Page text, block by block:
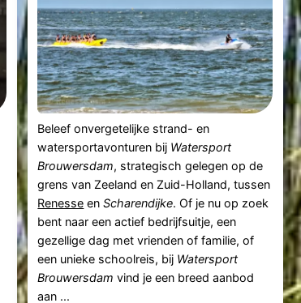
Beleef onvergetelijke strand- en
watersportavonturen bij Watersport
Brouwersdam, strategisch gelegen op de
grens van Zeeland en Zuid-Holland, tussen
Renesse enScharendijke. Of je nu op zoek
bent naar een actief bedrijfsuitje, een
gezellige dag met vrienden of familie, of
een unieke schoolreis, bij Watersport
Brouwersdam vind je een breed aanbod
aan ...